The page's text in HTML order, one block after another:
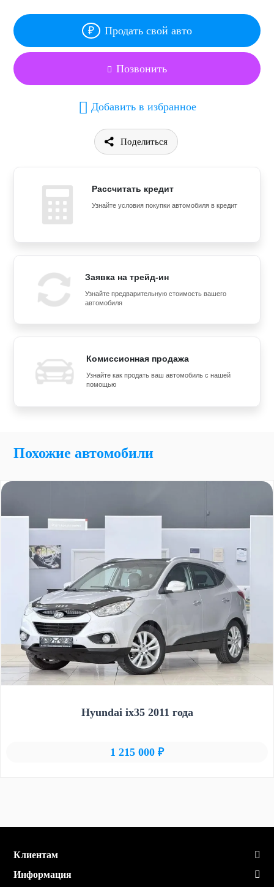
Продать свой авто
Позвонить
Добавить в избранное
Поделиться
Рассчитать кредит
Узнайте условия покупки автомобиля в кредит
Заявка на трейд-ин
Узнайте предварительную стоимость вашего
автомобиля
Комиссионная продажа
Узнайте как продать ваш автомобиль с нашей
помощью
Похожие автомобили
Hyundai ix35 2011 года
1 215 000 ₽
Клиентам
Информация